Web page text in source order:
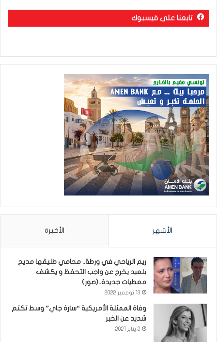
تابعنا على فيسبوك
الأشهر الأخيرة
ريم الرياحي في ورطة.. محامي طليقها مديح
بلعيد يخرج عن واجب التحفظ و يكشف
معطيات جديدة..(صور)
13 نوفمبر 2022
وفاة الممثلة الأمريكية “سارة جاي” وسط تكتم
شديد عن الخبر
2 يناير 2021